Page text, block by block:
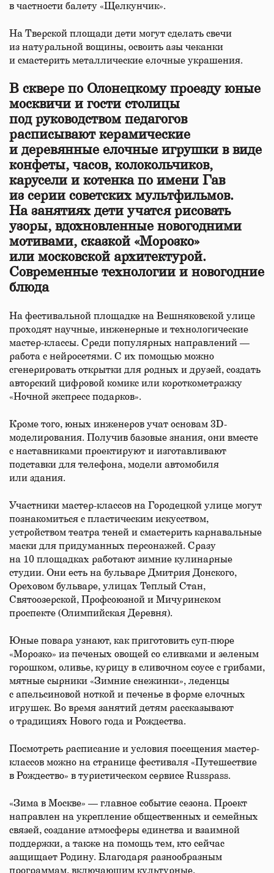
в частности балету «Щелкунчик».
На Тверской площади дети могут сделать свечи
из натуральной вощины, освоить азы чеканки
и смастерить металлические елочные украшения.
В сквере по Олонецкому проезду юные
москвичи и гости столицы
под руководством педагогов
расписывают керамические
и деревянные елочные игрушки в виде
конфеты, часов, колокольчиков,
карусели и котенка по имени Гав
из серии советских мультфильмов.
На занятиях дети учатся рисовать
узоры, вдохновленные новогодними
мотивами, сказкой «Морозко»
или московской архитектурой.
Современные технологии и новогодние
блюда
На фестивальной площадке на Вешняковской улице
проходят научные, инженерные и технологические
мастер-классы. Среди популярных направлений —
работа с нейросетями. С их помощью можно
сгенерировать открытки для родных и друзей, создать
авторский цифровой комикс или короткометражку
«Ночной экспресс подарков».
Кроме того, юных инженеров учат основам 3D-
моделирования. Получив базовые знания, они вместе
с наставниками проектируют и изготавливают
подставки для телефона, модели автомобиля
или здания.
Участники мастер-классов на Городецкой улице могут
познакомиться с пластическим искусством,
устройством театра теней и смастерить карнавальные
маски для придуманных персонажей. Сразу
на 10 площадках работают зимние кулинарные
студии. Они есть на бульваре Дмитрия Донского,
Ореховом бульваре, улицах Теплый Стан,
Святоозерской, Профсоюзной и Мичуринском
проспекте (Олимпийская Деревня).
Юные повара узнают, как приготовить суп-пюре
«Морозко» из печеных овощей со сливками и зеленым
горошком, оливье, курицу в сливочном соусе с грибами,
мятные сырники «Зимние снежинки», леденцы
с апельсиновой ноткой и печенье в форме елочных
игрушек. Во время занятий детям рассказывают
о традициях Нового года и Рождества.
Посмотреть расписание и условия посещения мастер-
классов можно на странице фестиваля «Путешествие
в Рождество» в туристическом сервисе Russpass.
«Зима в Москве» — главное событие сезона. Проект
направлен на укрепление общественных и семейных
связей, создание атмосферы единства и взаимной
поддержки, а также на помощь тем, кто сейчас
защищает Родину. Благодаря разнообразным
программам, включающим культурные,